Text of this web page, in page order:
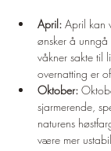
April: April kan
ønsker å
våkner sakte til
overnatting er
Oktober:
sjarmerende,
naturens
være mer